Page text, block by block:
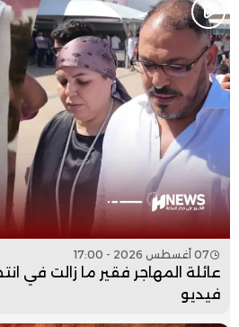
07 أغسطس 2026 - 17:00
عائلة المهاجر فقير ما زالت في
فيديو